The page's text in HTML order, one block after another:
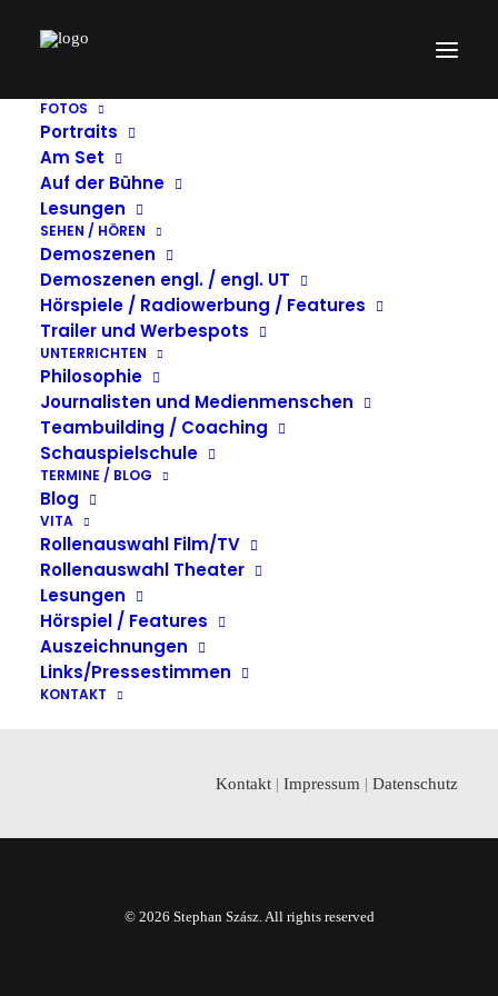
FOTOS
Portraits
Am Set
Auf der Bühne
Lesungen
SEHEN / HÖREN
Demoszenen
Demoszenen engl. / engl. UT
Hörspiele / Radiowerbung / Features
Trailer und Werbespots
UNTERRICHTEN
Philosophie
Journalisten und Medienmenschen
Teambuilding / Coaching
Schauspielschule
TERMINE / BLOG
Blog
VITA
Rollenauswahl Film/TV
Rollenauswahl Theater
Lesungen
Hörspiel / Features
Auszeichnungen
Links/Pressestimmen
KONTAKT
Home
Kontakt | Impressum | Datenschutz
© 2026 Stephan Szász. All rights reserved